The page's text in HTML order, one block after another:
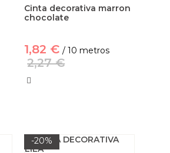
Cinta decorativa marron
chocolate
1,82 € / 10 metros
2,27 €
-20%